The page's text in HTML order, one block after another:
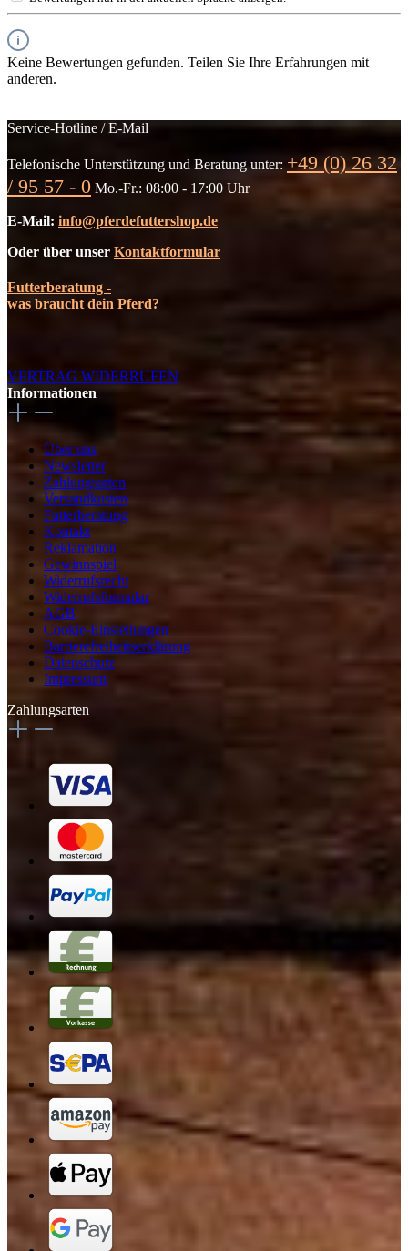
Keine Bewertungen gefunden. Teilen Sie Ihre Erfahrungen mit
anderen.
Service-Hotline / E-Mail
Telefonische Unterstützung und Beratung unter: +49 (0) 26 32
/ 95 57 - 0 Mo.-Fr.: 08:00 - 17:00 Uhr
E-Mail: info@pferdefuttershop.de
Oder über unser Kontaktformular
Futterberatung -
was braucht dein Pferd?
VERTRAG WIDERRUFEN
Informationen
Über uns
Newsletter
Zahlungsarten
Versandkosten
Futterberatung
Kontakt
Reklamation
Gewinnspiel
Widerrufsrecht
Widerrufsformular
AGB
Cookie-Einstellungen
Barrierefreiheitserklärung
Datenschutz
Impressum
Zahlungsarten